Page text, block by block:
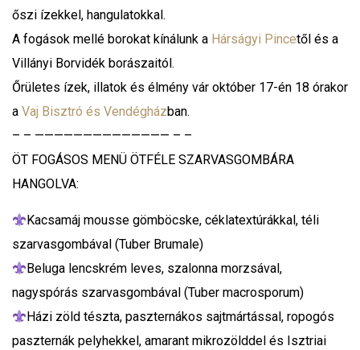
őszi ízekkel, hangulatokkal.
A fogások mellé borokat kínálunk a Hárságyi Pincetől és a
Villányi Borvidék borászaitól.
Őrületes ízek, illatok és élmény vár október 17-én 18 órakor
a Vaj Bisztró és Vendégházban.
– – —————————————— – –
ÖT FOGÁSOS MENÜ ÖTFÉLE SZARVASGOMBÁRA
HANGOLVA:
Kacsamáj mousse gömböcske, céklatextúrákkal, téli
szarvasgombával (Tuber Brumale)
Beluga lencskrém leves, szalonna morzsával,
nagyspórás szarvasgombával (Tuber macrosporum)
Házi zöld tészta, paszternákos sajtmártással, ropogós
paszternák pelyhekkel, amarant mikrozölddel és Isztriai